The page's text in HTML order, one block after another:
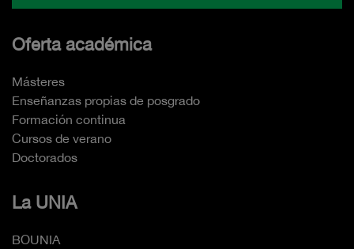
Oferta académica
Másteres
Enseñanzas propias de posgrado
Formación continua
Cursos de verano
Doctorados
La UNIA
BOUNIA